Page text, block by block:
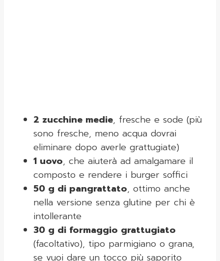
2 zucchine medie, fresche e sode (più
sono fresche, meno acqua dovrai
eliminare dopo averle grattugiate)
1 uovo, che aiuterà ad amalgamare il
composto e rendere i burger soffici
50 g di pangrattato, ottimo anche
nella versione senza glutine per chi è
intollerante
30 g di formaggio grattugiato
(facoltativo), tipo parmigiano o grana,
se vuoi dare un tocco più saporito